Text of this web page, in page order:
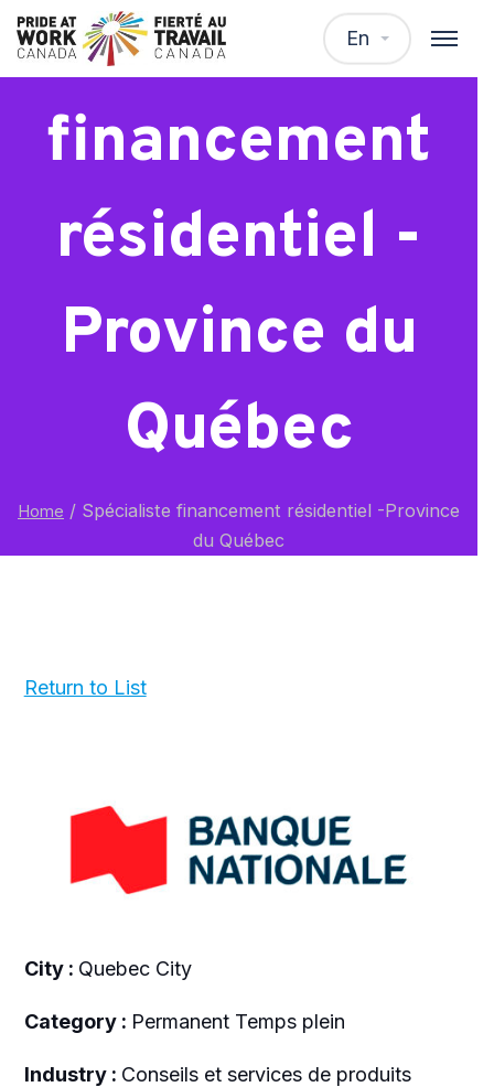
En
Spécialiste
financement
résidentiel -
Province du
Québec
Home / Spécialiste financement résidentiel -Province
du Québec
Return to List
City : Quebec City
Category : Permanent Temps plein
Industry : Conseils et services de produits